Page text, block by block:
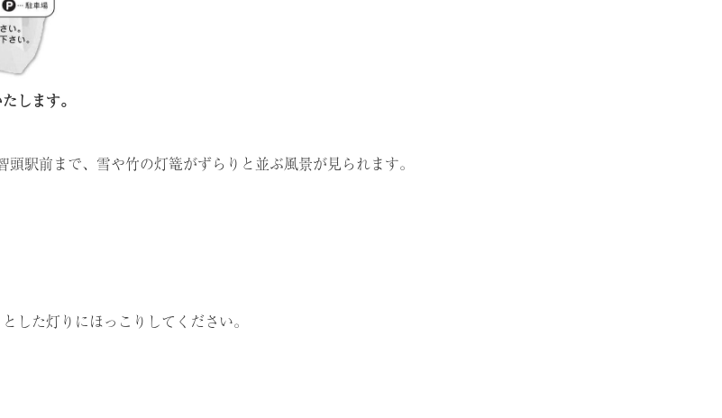
します。
駅前まで、雪や竹の灯篭がずらりと並ぶ風景が見られます。
た灯りにほっこりしてください。